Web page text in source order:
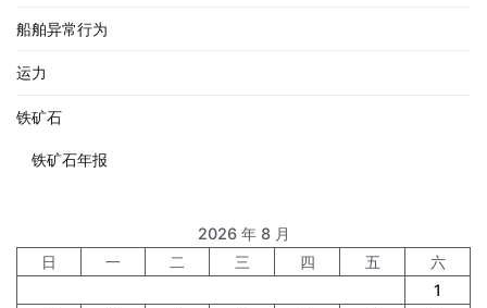
船舶异常行为
运力
铁矿石
铁矿石年报
2026 年 8 月
日
一 二 三 四 五
六
1